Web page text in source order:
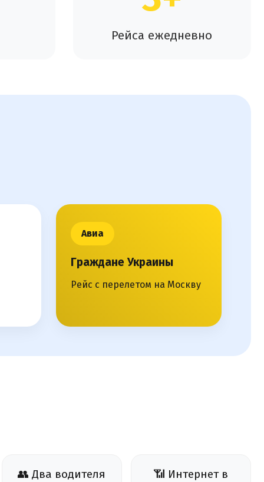
Рейса ежедневно
Авиа
Граждане Украины
Рейс с перелетом на Москву
👥 Два водителя
📶 Интернет в